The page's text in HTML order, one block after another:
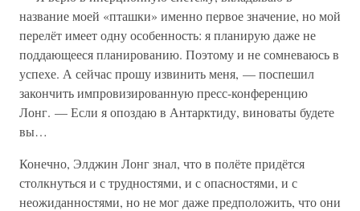
название моей «пташки» именно первое значение, но мой
перелёт имеет одну особенность: я планирую даже не
поддающееся планированию. Поэтому и не сомневаюсь в
успехе. А сейчас прошу извинить меня, — поспешил
закончить импровизированную пресс-конференцию
Лонг. — Если я опоздаю в Антарктиду, виноваты будете
вы…
Конечно, Элджин Лонг знал, что в полёте придётся
столкнуться и с трудностями, и с опасностями, и с
неожиданностями, но не мог даже предположить, что они